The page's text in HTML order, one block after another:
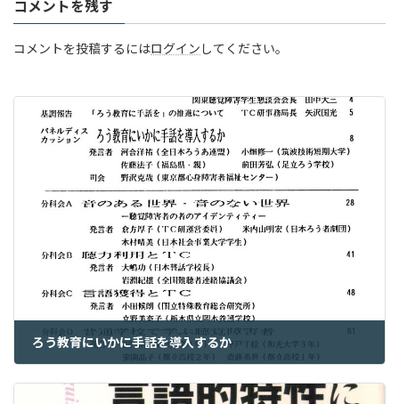
コメントを残す
コメントを投稿するにはログイン してください。
ろう教育にいかに手話を導入するか